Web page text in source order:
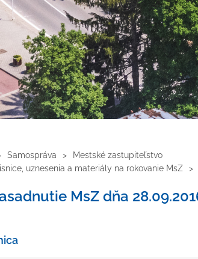
Samospráva
Mestské zastupiteľstvo
uznesenia a materiály na rokovanie MsZ
MsZ dňa